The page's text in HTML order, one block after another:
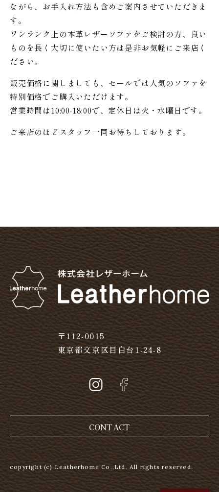
ながら、お手入れ方法も含めご案内させていただきま
す。
ワンランク上の本革レザーソファをご検討の方、良い
ものを長く大切に使いたい方は是非お気軽にご来店く
ださい。
販売価格に関しましても、セールでは人気のソファを
特別価格でご購入いただけます。
営業時間は10:00-18:00で、定休日は火・水曜日です。
ご来店のほどスタッフ一同お待ちしております。
〒112-0015
東京都文京区目白台1-24-8
CONTACT
copyright (c) Leatherhome Co.,Ltd. All rights reserved.